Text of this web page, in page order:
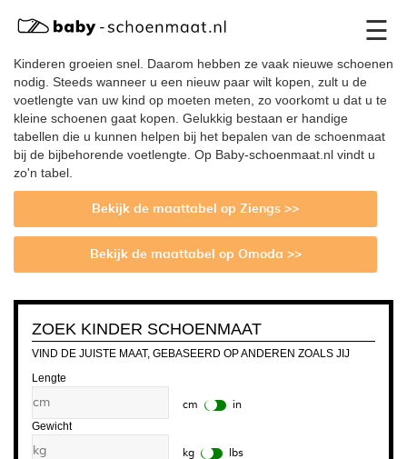
×
- ☰
Kinderen groeien snel. Daarom hebben ze vaak nieuwe schoenen
nodig. Steeds wanneer u een nieuw paar wilt kopen, zult u de
voetlengte van uw kind op moeten meten, zo voorkomt u dat u te
kleine schoenen gaat kopen. Gelukkig bestaan er handige
tabellen die u kunnen helpen bij het bepalen van de schoenmaat
bij de bijbehorende voetlengte. Op Baby-schoenmaat.nl vindt u
zo'n tabel.
Bekijk de maattabel op Ziengs >>
Bekijk de maattabel op Omoda >>
ZOEK KINDER SCHOENMAAT
VIND DE JUISTE MAAT, GEBASEERD OP ANDEREN ZOALS JIJ
Lengte
cm in
Gewicht
kg lbs